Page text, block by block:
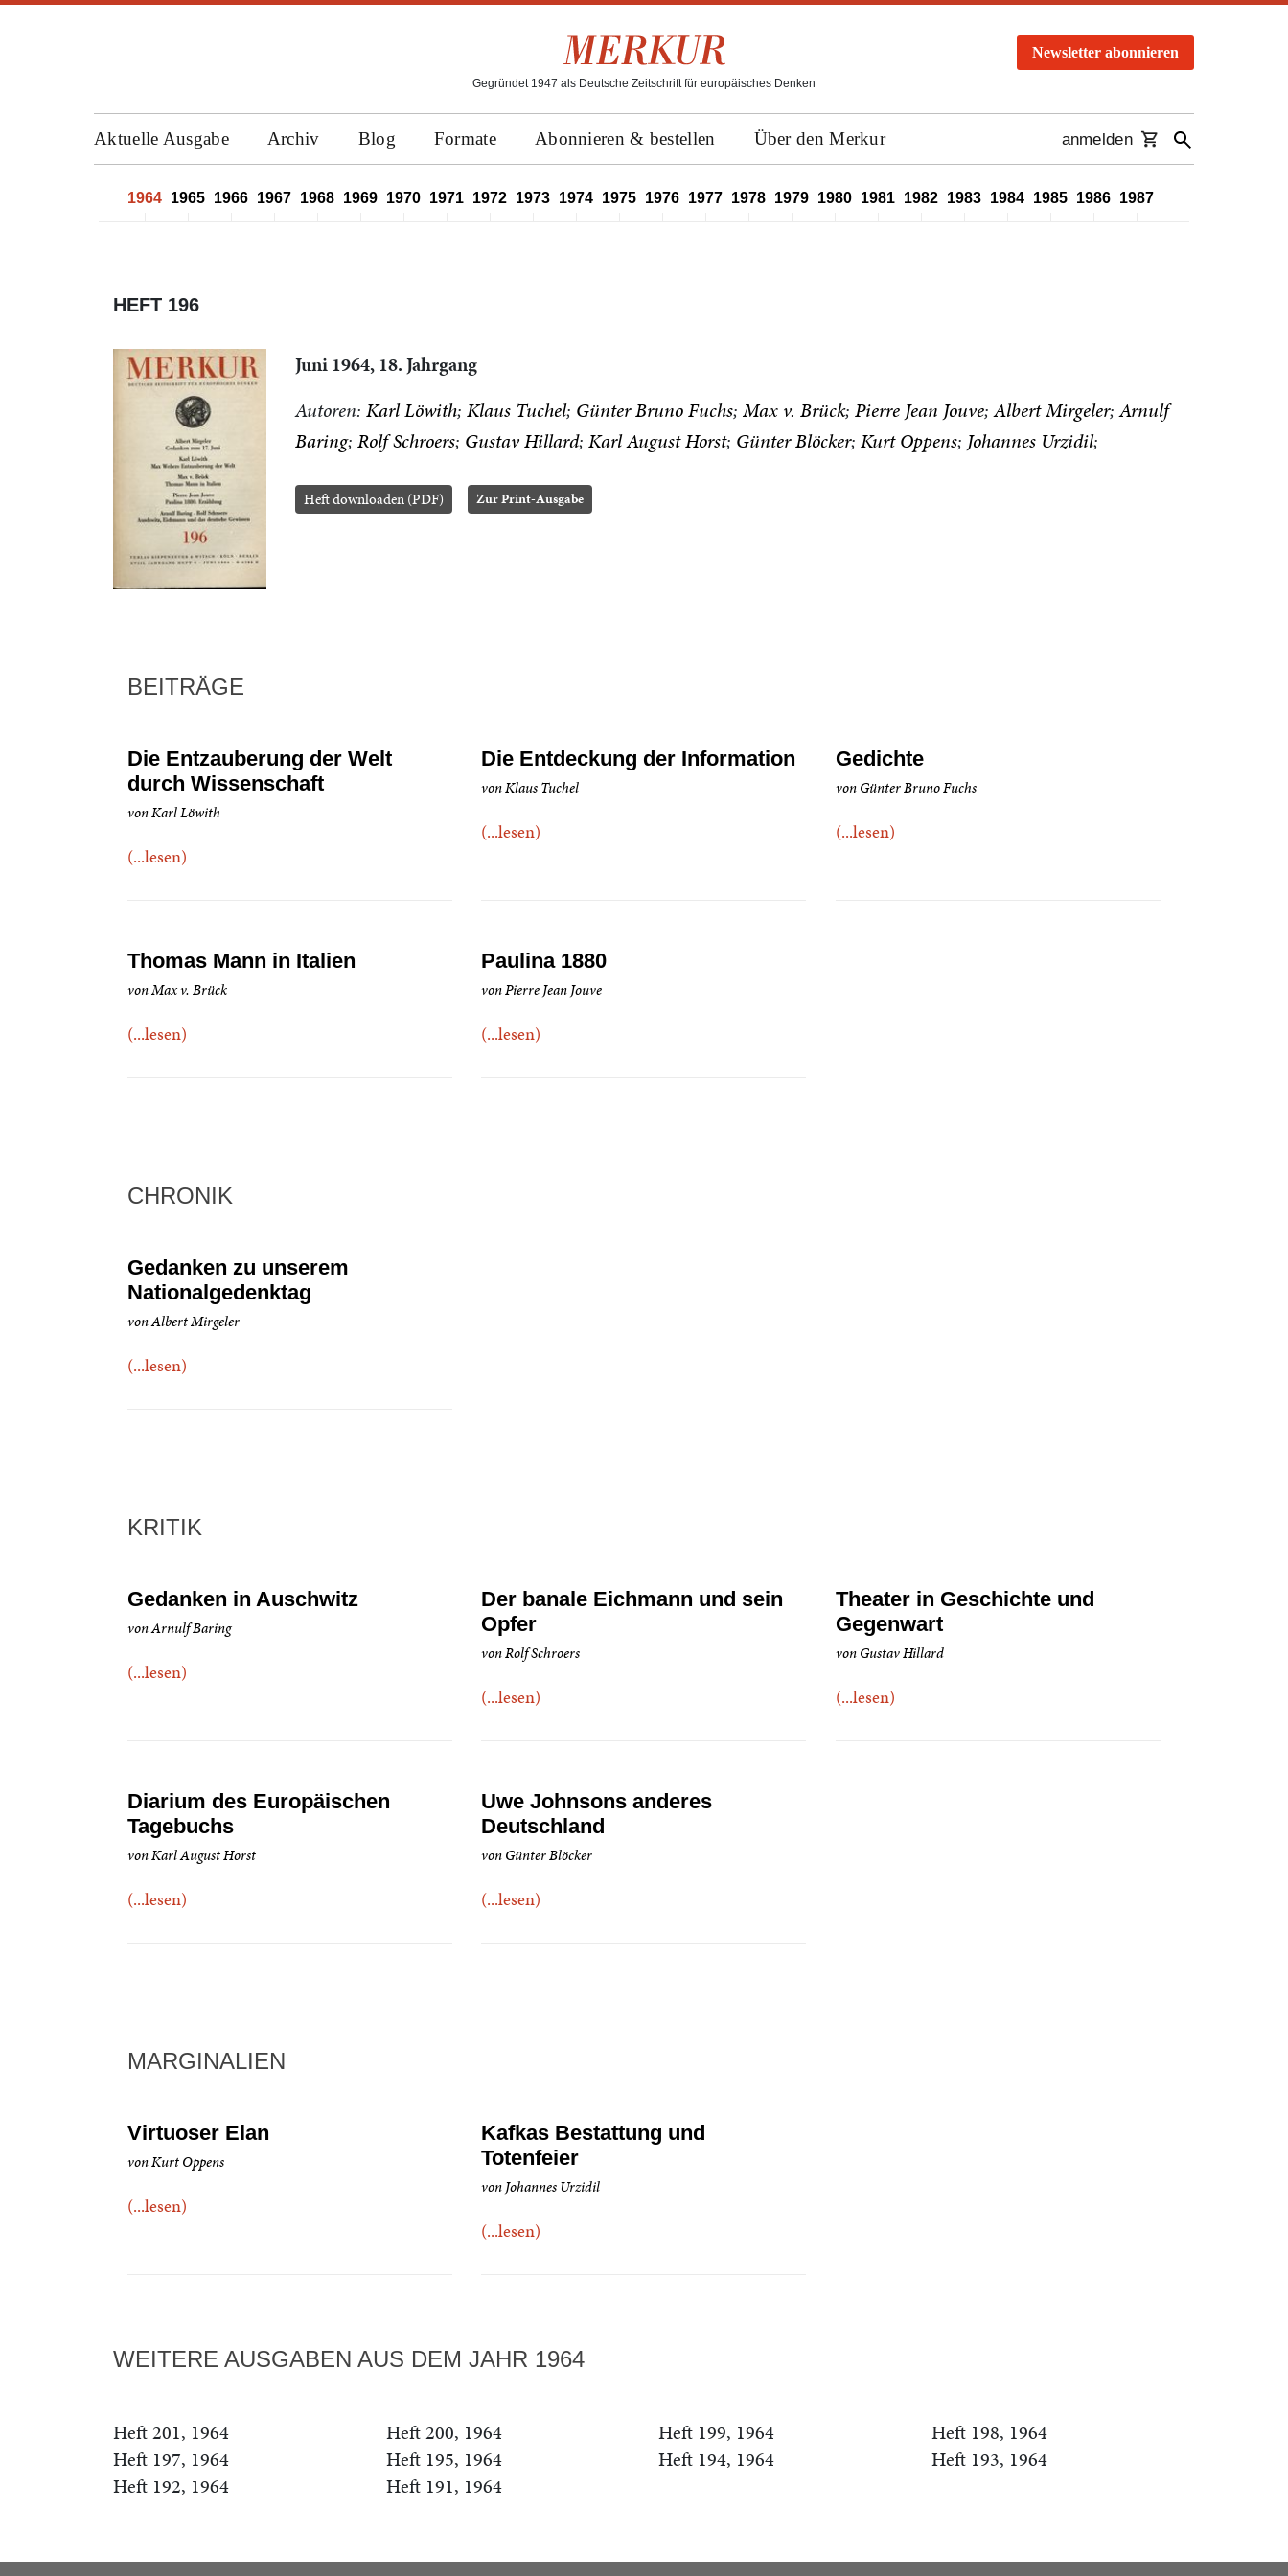
Gegründet 1947 als Deutsche Zeitschrift für europäisches Denken
Newsletter abonnieren
Aktuelle Ausgabe Archiv Blog Formate Abonnieren & bestellen Über den Merkur anmelden
1964 1965 1966 1967 1968 1969 1970 1971 1972 1973 1974 1975 1976 1977 1978 1979 1980 1981 1982 1983 1984 1985 1986 1987
HEFT 196
Juni 1964, 18. Jahrgang
Autoren: Karl Löwith Klaus Tuchel Günter Bruno Fuchs Max v. Brück Pierre Jean Jouve Albert Mirgeler Arnulf
Baring Rolf Schroers Gustav Hillard Karl August Horst Günter Blöcker Kurt Oppens Johannes Urzidil
Heft downloaden (PDF) Zur Print-Ausgabe
BEITRÄGE
Die Entzauberung der Welt
durch Wissenschaft
von Karl Löwith
(...lesen)
Die Entdeckung der Information
von Klaus Tuchel
(...lesen)
Gedichte
von Günter Bruno Fuchs
(...lesen)
Thomas Mann in Italien
von Max v. Brück
(...lesen)
Paulina 1880
von Pierre Jean Jouve
(...lesen)
CHRONIK
Gedanken zu unserem
Nationalgedenktag
von Albert Mirgeler
(...lesen)
KRITIK
Gedanken in Auschwitz
von Arnulf Baring
(...lesen)
Der banale Eichmann und sein
Opfer
von Rolf Schroers
(...lesen)
Theater in Geschichte und
Gegenwart
von Gustav Hillard
(...lesen)
Diarium des Europäischen
Tagebuchs
von Karl August Horst
(...lesen)
Uwe Johnsons anderes
Deutschland
von Günter Blöcker
(...lesen)
MARGINALIEN
Virtuoser Elan
von Kurt Oppens
(...lesen)
Kafkas Bestattung und
Totenfeier
von Johannes Urzidil
(...lesen)
WEITERE AUSGABEN AUS DEM JAHR 1964
Heft 201, 1964 Heft 200, 1964 Heft 199, 1964
Heft 198, 1964
Heft 197, 1964
Heft 195, 1964 Heft 194, 1964
Heft 193, 1964
Heft 192, 1964
Heft 191, 1964